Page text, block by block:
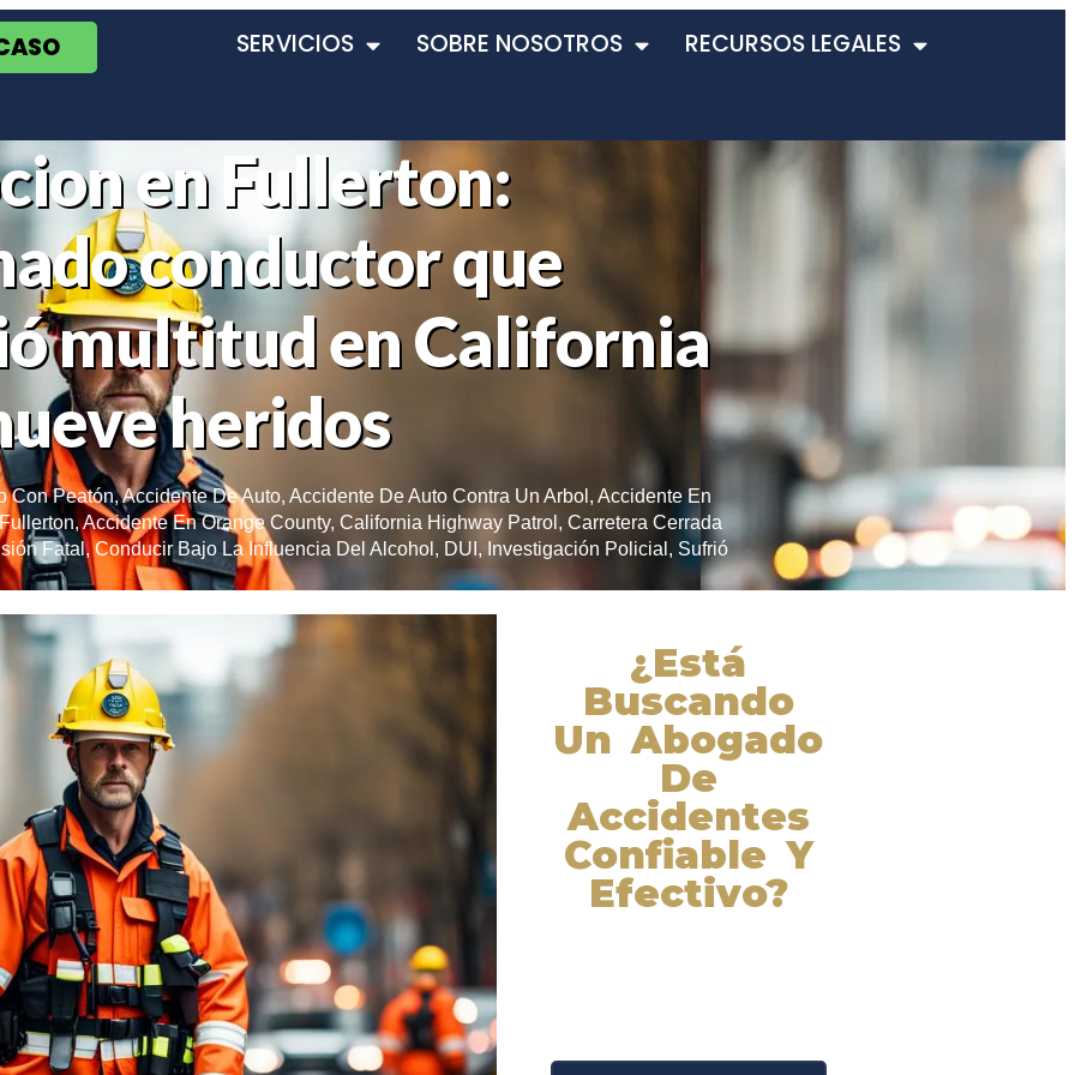
SERVICIOS SOBRE NOSOTROS RECURSOS LEGALES
en Fullerton:
conductor que
multitud en California
heridos
Con Peatón,Accidente De Auto, Accidente De Auto Contra Un Arbol , Accidente En
,Accidente En Orange County, California Highway Patrol , Carretera Cerrada
Fatal,Conducir Bajo La Influencia Del Alcohol , DUI , Investigación Policial , Sufrió
¿Está
Buscando
Un Abogado
De
Accidentes
Confiable Y
Efectivo?